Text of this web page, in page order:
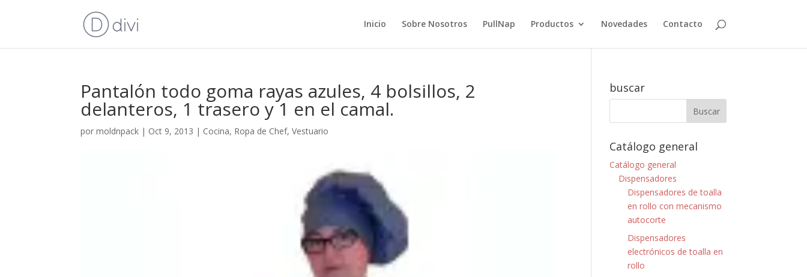
Inicio Sobre Nosotros PullNap Productos Novedades Contacto
Pantalón todo goma rayas azules, 4 bolsillos, 2
delanteros, 1 trasero y 1 en el camal.
pormoldnpack | Oct 9, 2013 | Cocina, Ropa de Chef,Vestuario
buscar
Catálogo general
Catálogo general
Dispensadores
Dispensadores de toalla
en rollo con mecanismo
autocorte
Dispensadores
electrónicos de toalla en
rollo